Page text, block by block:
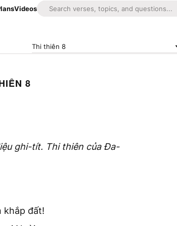
Videos
Thi thiên 8
8
ghi-tít. Thi thiên của Đa-
khắp đất!